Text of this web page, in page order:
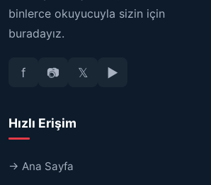
binlerce okuyucuyla sizin için
buradayız.
f 📷 𝕏 ▶
Hızlı Erişim
→ Ana Sayfa